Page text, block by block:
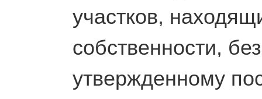
участков,
собственности,
утвержденному